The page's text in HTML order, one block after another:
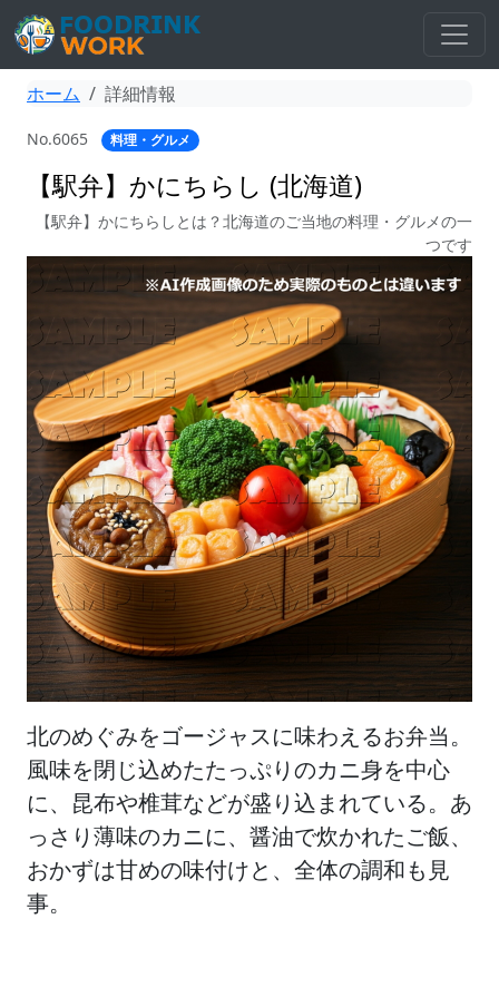
ホーム 詳細情報
No.6065 料理・グルメ
【駅弁】かにちらし (北海道)
【駅弁】かにちらしとは？北海道のご当地の料理・グルメの一
つです
北のめぐみをゴージャスに味わえるお弁当。
風味を閉じ込めたたっぷりのカニ身を中心
に、昆布や椎茸などが盛り込まれている。あ
っさり薄味のカニに、醤油で炊かれたご飯、
おかずは甘めの味付けと、全体の調和も見
事。